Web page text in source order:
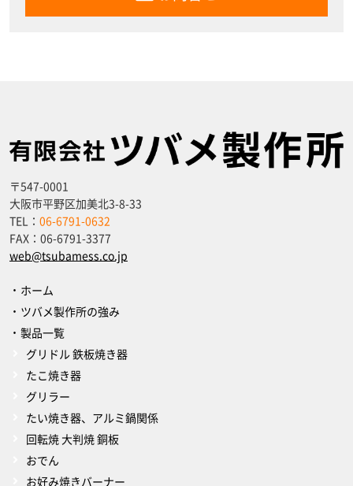
〒547-0001
大阪市平野区加美北3-8-33
TEL： 06-6791-0632
FAX： 06-6791-3377
web@tsubamess.co.jp
ホーム
ツバメ製作所の強み
製品一覧
グリドル 鉄板焼き器
たこ焼き器
グリラー
たい焼き器、アルミ鍋関係
回転焼 大判焼 銅板
おでん
お好み焼きバーナー